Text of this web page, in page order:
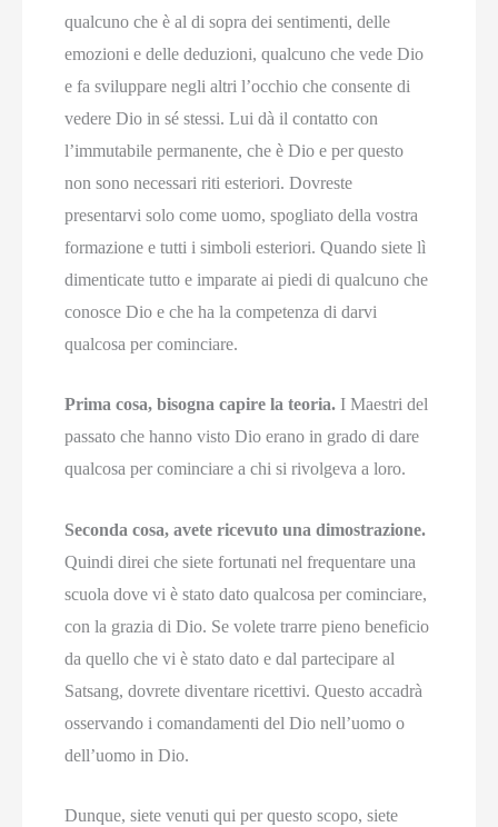
qualcuno che è al di sopra dei sentimenti, delle
emozioni e delle deduzioni, qualcuno che vede Dio
e fa sviluppare negli altri l’occhio che consente di
vedere Dio in sé stessi. Lui dà il contatto con
l’immutabile permanente, che è Dio e per questo
non sono necessari riti esteriori. Dovreste
presentarvi solo come uomo, spogliato della vostra
formazione e tutti i simboli esteriori. Quando siete lì
dimenticate tutto e imparate ai piedi di qualcuno che
conosce Dio e che ha la competenza di darvi
qualcosa per cominciare.
Prima cosa, bisogna capire la teoria. I Maestri del
passato che hanno visto Dio erano in grado di dare
qualcosa per cominciare a chi si rivolgeva a loro.
Seconda cosa, avete ricevuto una dimostrazione.
Quindi direi che siete fortunati nel frequentare una
scuola dove vi è stato dato qualcosa per cominciare,
con la grazia di Dio. Se volete trarre pieno beneficio
da quello che vi è stato dato e dal partecipare al
Satsang, dovrete diventare ricettivi. Questo accadrà
osservando i comandamenti del Dio nell’uomo o
dell’uomo in Dio.
Dunque, siete venuti qui per questo scopo, siete